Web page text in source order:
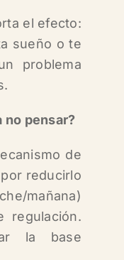
el efecto:
sueño o te
problema
no pensar?
de
reducirlo
mañana)
regulación.
la base